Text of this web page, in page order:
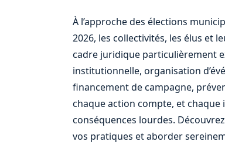
À l’approche des élections
2026, les collectivités, les élus et
cadre juridique particulièrement
institutionnelle, organisation
financement de campagne,
chaque action compte, et
conséquences lourdes.
vos pratiques et aborder